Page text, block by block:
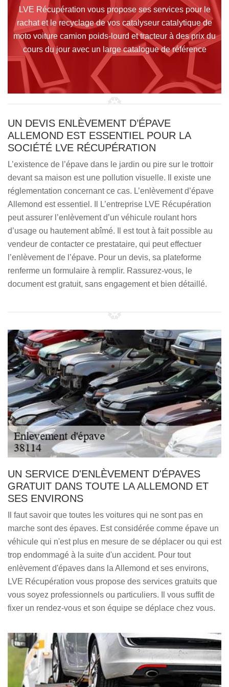
LVE Récupération vous propose ses services pour le
rachat et le recyclage de vos catalyseur catalytique de
moto voiture camion poids-lourd et tracteur à des prix du
cours du jour avec un large catalogue de référence
UN DEVIS ENLÈVEMENT D’ÉPAVE
ALLEMOND EST ESSENTIEL POUR LA
SOCIÉTÉ LVE RÉCUPÉRATION
L’existence de l’épave dans le jardin ou pire sur le trottoir
devant sa maison est une pollution visuelle. Il existe une
réglementation concernant ce cas. L’enlèvement d’épave
Allemond est essentiel. Il L’entreprise LVE Récupération
peut assurer l’enlèvement d’un véhicule roulant hors
d’usage ou hautement abîmé. Il est tout à fait possible au
vendeur de contacter ce prestataire, qui peut effectuer
l’enlèvement de l’épave. Pour un devis, sa plateforme
renferme un formulaire à remplir. Rassurez-vous, le
document est gratuit, sans engagement et bien détaillé.
UN SERVICE D'ENLÈVEMENT D'ÉPAVES
GRATUIT DANS TOUTE LA ALLEMOND ET
SES ENVIRONS
Il faut savoir que toutes les voitures qui ne sont pas en
marche sont des épaves. Est considérée comme épave un
véhicule qui n'est plus en mesure de se déplacer ou qui est
trop endommagé à la suite d'un accident. Pour tout
enlèvement d'épaves dans la Allemond et ses environs,
LVE Récupération vous propose des services gratuits que
vous soyez professionnels ou particuliers. Il vous suffit de
fixer un rendez-vous et son équipe se déplace chez vous.